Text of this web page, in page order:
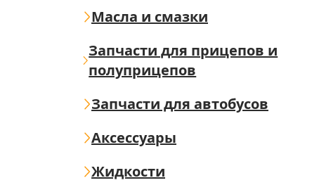
Масла и смазки
Запчасти для прицепов и
полуприцепов
Запчасти для автобусов
Аксессуары
Жидкости